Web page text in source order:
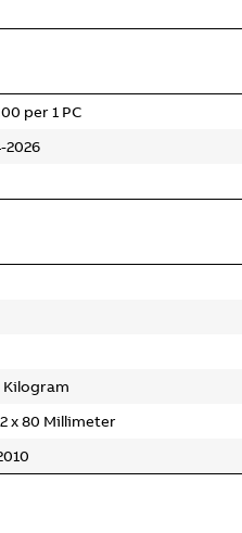
per 1 PC
2026
Kilogram
x 80 Millimeter